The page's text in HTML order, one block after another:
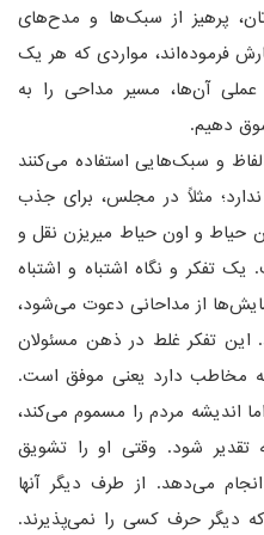
پرهیز از سبک‌ها و مدح‌های
فرموده‌اند، مواردی که هر یک
آن‌ها، مسیر مداحی را به
دهیم.
و سبک‌هایی استفاده می‌کنند
مثلاً در مجلس، برای جذب
حیاط و اون حیاط میریزن نقل و
تفکر و نگاه اشتباه و اشتباه
از مداحانی دعوت می‌شود،
این تفکر غلط در ذهن مسئولان
مخاطب دارد یعنی موفق است.
اندیشه مردم را مسموم می‌کند،
تقدیر شود. وقتی او را تشویق
می‌دهد. از طرف دیگر آنها
دیگر حرف کسی را نمی‌پذیرند.